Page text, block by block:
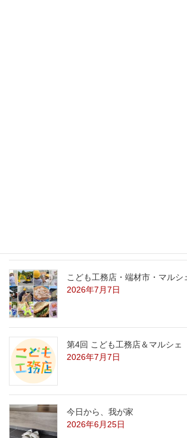
こども工務店・端材市・マル
2026年7月7日
第4回 こども工務店＆マルシェ
2026年7月7日
今日から、我が家
2026年6月25日